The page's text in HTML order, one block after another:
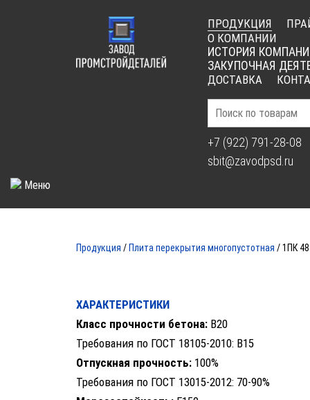
ПРОДУКЦИЯ
О КОМПАНИИ
ИСТОРИЯ
ЗАКУПОЧНАЯ
ДОСТАВКА
+7 (922) 791-28-08
sbit@zavodpsd.ru
Меню
Продукция /Плита перекрытия многопустотная / 1ПК
ХАРАКТЕРИСТИКИ
Класс прочности бетона: B20
Требования по ГОСТ 18105-2010: B15
Отпускная прочность: 100%
Требования по ГОСТ 13015-2012: 70-90%